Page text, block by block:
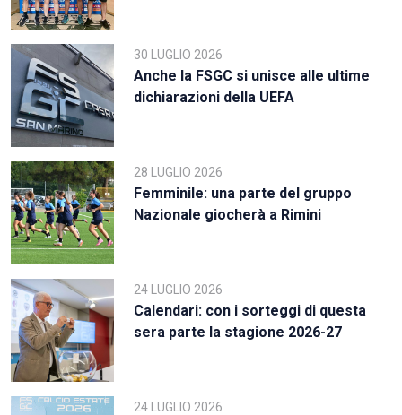
30 LUGLIO 2026
Anche la FSGC si unisce alle ultime
dichiarazioni della UEFA
28 LUGLIO 2026
Femminile: una parte del gruppo
Nazionale giocherà a Rimini
24 LUGLIO 2026
Calendari: con i sorteggi di questa
sera parte la stagione 2026-27
24 LUGLIO 2026